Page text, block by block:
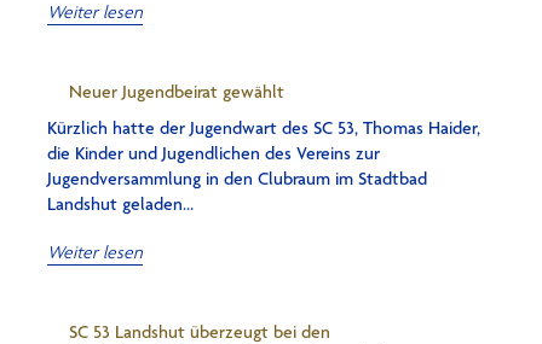
Weiter lesen
Neuer Jugendbeirat gewählt
Kürzlich hatte der Jugendwart des SC 53, Thomas Haider,
die Kinder und Jugendlichen des Vereins zur
Jugendversammlung in den Clubraum im Stadtbad
Landshut geladen…
Weiter lesen
SC 53 Landshut überzeugt bei den